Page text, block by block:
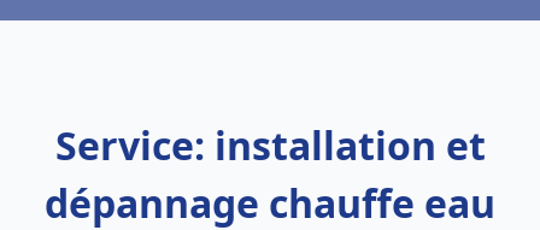
Service: installation et
dépannage chauffe eau